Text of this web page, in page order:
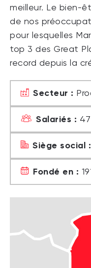
meilleur. Le bien-
de nos
pour lesquelles
top 3 des Great
record depuis la
Secteur :
Salariés :
Siège social :
Fondé en :